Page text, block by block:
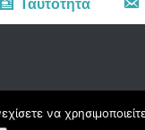
Ταυτότητα
να